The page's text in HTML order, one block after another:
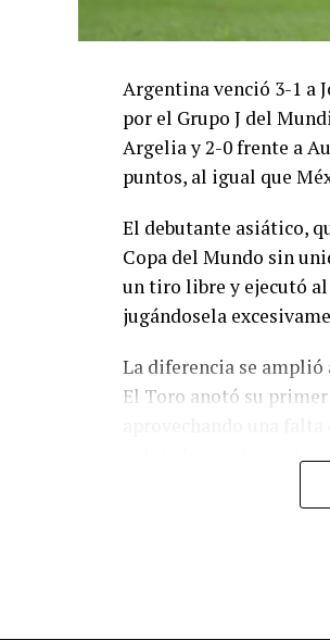
Argentina venció 3-1 a
por el Grupo J del
Argelia y 2-0 frente a
puntos, al igual que
El debutante asiático,
Copa del Mundo sin
un tiro libre y ejecutó
jugándosela
La diferencia se
El Toro anotó su
pelota luego de un